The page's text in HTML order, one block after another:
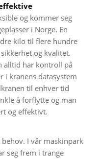
og kommer seg
i Norge. En
kilo til flere hundre
og kvalitet.
alltid har kontroll på
i kranens datasystem
til enhver tid
å forflytte og man
og effektivt.
I vår maskinpark
seg frem i trange